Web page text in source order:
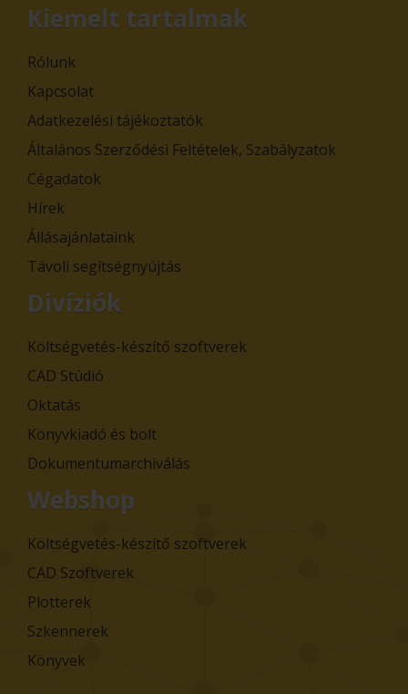
Kiemelt tartalmak
Rólunk
Kapcsolat
Adatkezelési tájékoztatók
Általános Szerződési Feltételek, Szabályzatok
Cégadatok
Hírek
Állásajánlataink
Távoli segítségnyújtás
Divíziók
Költségvetés-készítő szoftverek
CAD Stúdió
Oktatás
Könyvkiadó és bolt
Dokumentumarchiválás
Webshop
Költségvetés-készítő szoftverek
CAD Szoftverek
Plotterek
Szkennerek
Könyvek